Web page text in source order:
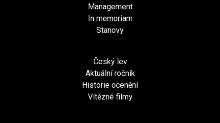
Management
In memoriam
Stanovy
Český lev
Aktuální ročník
Historie ocenění
Vítězné filmy